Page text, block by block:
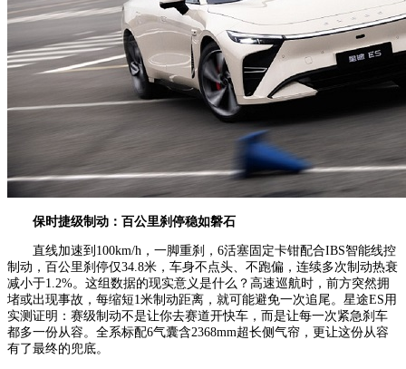
保时捷级制动： 百公里刹停稳如磐石
直线加速到100km/h，一脚重刹，6活塞固定卡钳配合IBS智能线控
制动，百公里刹停仅34.8米，车身不点头、不跑偏，连续多次制动热衰
减小于1.2%。这组数据的现实意义是什么？高速巡航时，前方突然拥
堵或出现事故，每缩短1米制动距离，就可能避免一次追尾。星途ES用
实测证明：赛级制动不是让你去赛道开快车，而是让每一次紧急刹车
都多一份从容。全系标配6气囊含2368mm超长侧气帘，更让这份从容
有了最终的兜底。